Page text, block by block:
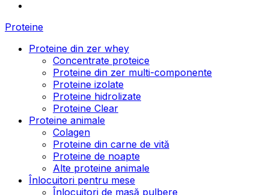
Proteine
Proteine din zer whey
Concentrate proteice
Proteine din zer multi-componente
Proteine izolate
Proteine hidrolizate
Proteine Clear
Proteine animale
Colagen
Proteine din carne de vită
Proteine de noapte
Alte proteine animale
Înlocuitori pentru mese
Înlocuitori de masă pulbere